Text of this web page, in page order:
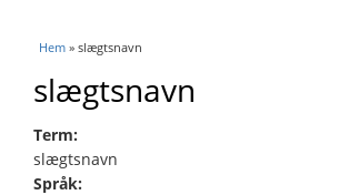
Du är här
Hem » slægtsnavn
slægtsnavn
Term:
slægtsnavn
Språk: